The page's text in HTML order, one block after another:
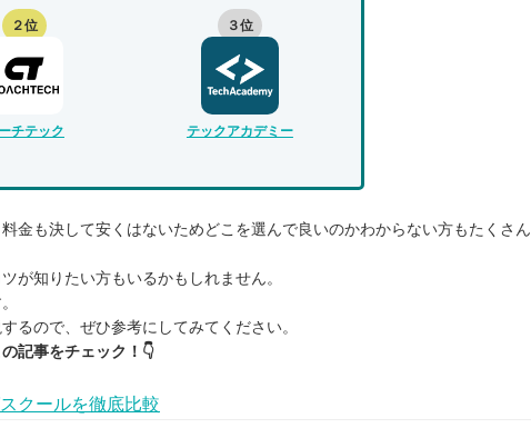
２位
チテック
３位
テックアカデミー
金も決して安くはないためどこを選んで良いのかわからない方もたくさん
が知りたい方もいるかもしれません。
るので、ぜひ参考にしてみてください。
記事をチェック！👇
クールを徹底比較